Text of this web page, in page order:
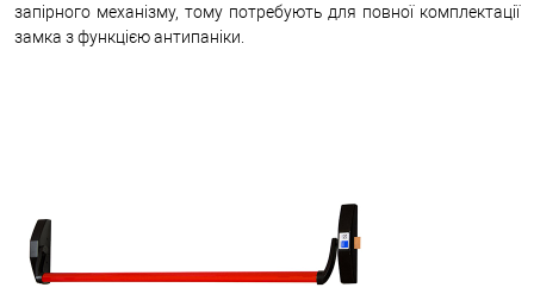
запірного механізму, тому потребують для повної комплектації
замка з функцією антипаніки.